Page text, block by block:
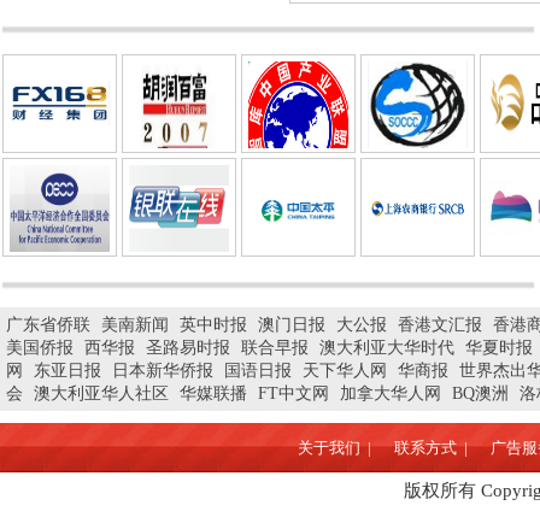
广东省侨联 美南新闻 英中时报 澳门日报 大公报 香港文汇报
香港
美国侨报
西华报 圣路易时报 联合早报 澳大利亚大华时代 华夏时报
网
东亚日报 日本新华侨报 国语日报 天下华人网 华商报
世界杰出
会
澳大利亚华人社区 华媒联播 FT中文网 加拿大华人网 BQ澳洲 洛
关于我们 | 联系方式 | 广告
版权所有